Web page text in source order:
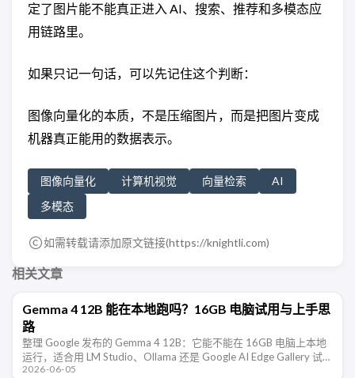
定了图片能不能真正进入 AI、搜索、推荐和多模态应
用链路里。
如果只记一句话，可以先记住这个判断：
图像向量化的本质，不是压缩图片，而是把图片变成
机器真正能用的数据表示。
图像向量化 计算机视觉 向量检索
AI
多模态
如需转载请添加原文链接(https://knightli.com)
相关文章
Gemma 4 12B 能在本地跑吗？16GB 电脑试用与上手思
路
整理 Google 发布的 Gemma 4 12B：它能不能在 16GB 电脑上本地
运行，适合用 LM Studio、Ollama 还是 Google AI Edge Gallery 试
用，以及本地多 …
2026-06-05